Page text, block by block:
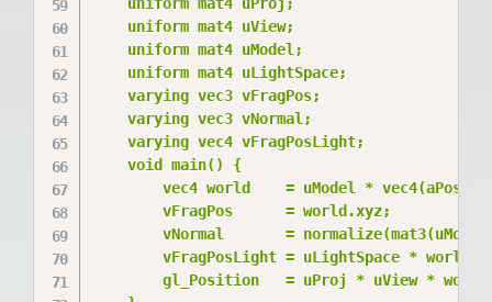
    uniform mat4 uView;
    uniform mat4 uModel;
    uniform mat4 uLightSpace;
    varying vec3 vFragPos;
    varying vec3 vNormal;
    varying vec4 vFragPosLight;
    void main() {
vec4 world    = uModel * vec4(aPos,
        vFragPos      = world.xyz;
vNormal       =
        vFragPosLight = uLightSpace * world;
gl_Position   = uProj * uView *